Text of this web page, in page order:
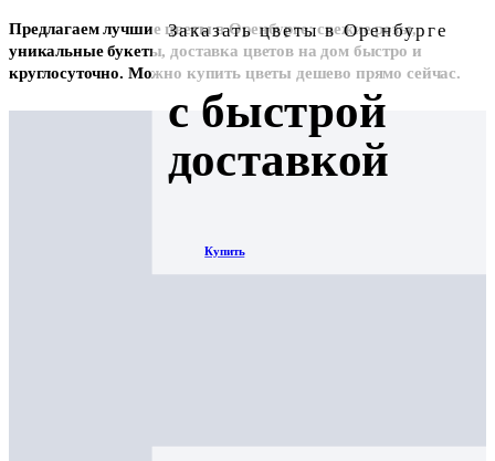
Предлагаем лучшие цветы в Оренбурге: свежие розы,
уникальные букеты, доставка цветов на дом быстро и
круглосуточно. Можно купить цветы дешево прямо сейчас.
Заказать цветы в Оренбурге
с быстрой
доставкой
Купить